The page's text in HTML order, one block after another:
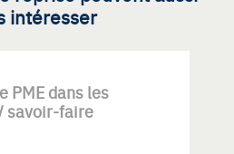
intéresser
PME dans les
savoir-faire